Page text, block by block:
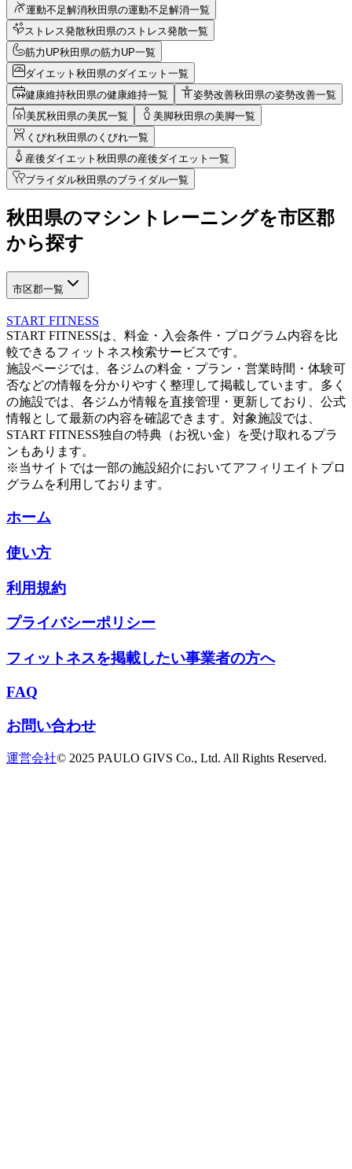
運動不足解消秋田県の運動不足解消一覧
ストレス発散秋田県のストレス発散一覧
筋力UP秋田県の筋力UP一覧
ダイエット 秋田県のダイエット一覧
健康維持秋田県の健康維持一覧 姿勢改善秋田県の姿勢改善一覧
美尻秋田県の美尻一覧 美脚秋田県の美脚一覧
くびれ秋田県のくびれ一覧
産後ダイエット 秋田県の産後ダイエット一覧
ブライダル秋田県のブライダル一覧
秋田県のマシントレーニングを市区郡
から探す
市区郡一覧
START FITNESS
START FITNESSは、料金・入会条件・プログラム内容を比
較できるフィットネス検索サービスです。
施設ページでは、各ジムの料金・プラン・営業時間・体験可
否などの情報を分かりやすく整理して掲載しています。多く
の施設では、各ジムが情報を直接管理・更新しており、公式
情報として最新の内容を確認できます。対象施設では、
START FITNESS独自の特典（お祝い金）を受け取れるプラ
ンもあります。
※当サイトでは一部の施設紹介においてアフィリエイトプロ
グラムを利用しております。
ホーム
使い方
利用規約
プライバシーポリシー
フィットネスを掲載したい事業者の方へ
FAQ
お問い合わせ
運営会社© 2025 PAULO GIVS Co., Ltd. All Rights Reserved.